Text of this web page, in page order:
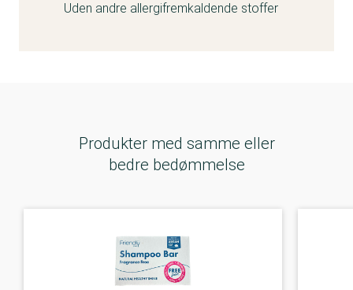
Uden andre allergifremkaldende stoffer
Produkter med samme eller
bedre bedømmelse